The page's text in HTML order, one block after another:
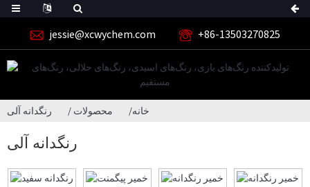
jessie@xcwychem.com ‎+86-13503270825‎
خانه محصولات رنگدانه آلی
رنگدانه آلی